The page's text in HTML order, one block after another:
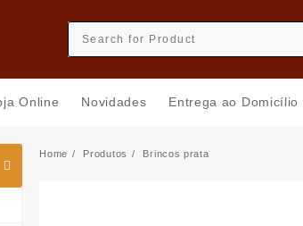
Online Novidades Entrega ao Domicílio
Home Produtos Brincos prata